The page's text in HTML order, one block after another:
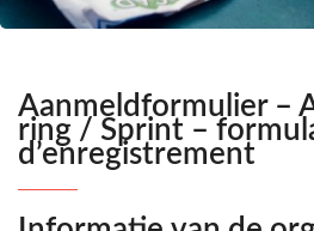
Aanmeldformulier –
ring / Sprint –
d’enregistrement